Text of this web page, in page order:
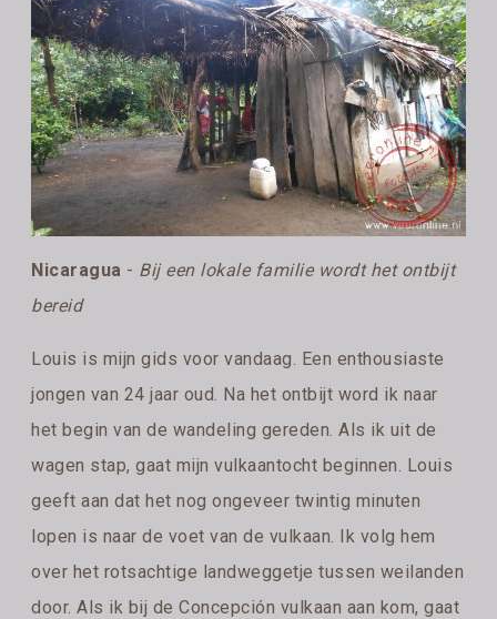
Nicaragua - Bij een lokale familie wordt het ontbijt
bereid
Louis is mijn gids voor vandaag. Een enthousiaste
jongen van 24 jaar oud. Na het ontbijt word ik naar
het begin van de wandeling gereden. Als ik uit de
wagen stap, gaat mijn vulkaantocht beginnen. Louis
geeft aan dat het nog ongeveer twintig minuten
lopen is naar de voet van de vulkaan. Ik volg hem
over het rotsachtige landweggetje tussen weilanden
door. Als ik bij de Concepción vulkaan aan kom, gaat